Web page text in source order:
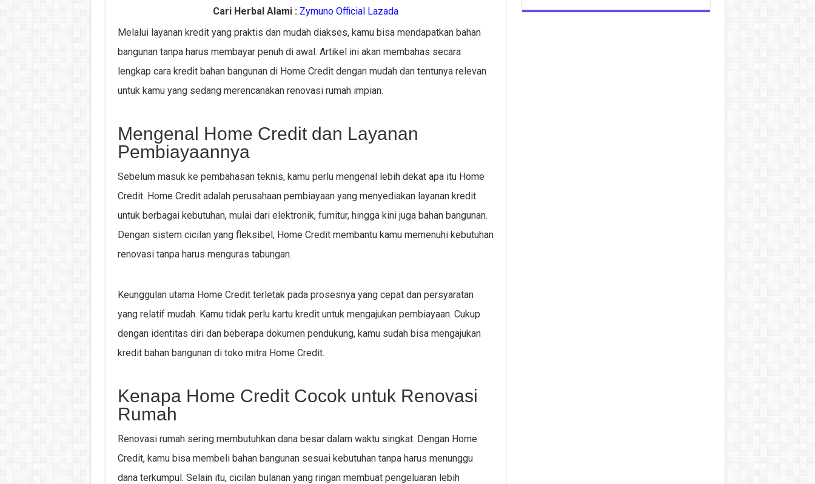
Cari Herbal Alami : Zymuno Official Lazada
Melalui layanan kredit yang praktis dan mudah diakses, kamu bisa mendapatkan bahan
bangunan tanpa harus membayar penuh di awal. Artikel ini akan membahas secara
lengkap cara kredit bahan bangunan di Home Credit dengan mudah dan tentunya relevan
untuk kamu yang sedang merencanakan renovasi rumah impian.
Mengenal Home Credit dan Layanan
Pembiayaannya
Sebelum masuk ke pembahasan teknis, kamu perlu mengenal lebih dekat apa itu Home
Credit. Home Credit adalah perusahaan pembiayaan yang menyediakan layanan kredit
untuk berbagai kebutuhan, mulai dari elektronik, furnitur, hingga kini juga bahan bangunan.
Dengan sistem cicilan yang fleksibel, Home Credit membantu kamu memenuhi kebutuhan
renovasi tanpa harus menguras tabungan.
Keunggulan utama Home Credit terletak pada prosesnya yang cepat dan persyaratan
yang relatif mudah. Kamu tidak perlu kartu kredit untuk mengajukan pembiayaan. Cukup
dengan identitas diri dan beberapa dokumen pendukung, kamu sudah bisa mengajukan
kredit bahan bangunan di toko mitra Home Credit.
Kenapa Home Credit Cocok untuk Renovasi
Rumah
Renovasi rumah sering membutuhkan dana besar dalam waktu singkat. Dengan Home
Credit, kamu bisa membeli bahan bangunan sesuai kebutuhan tanpa harus menunggu
dana terkumpul. Selain itu, cicilan bulanan yang ringan membuat pengeluaran lebih